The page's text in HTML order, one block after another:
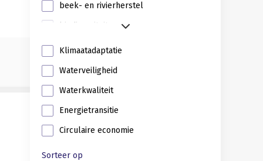
beek- en rivierherstel
biodiversiteit
Klimaatadaptatie
Waterveiligheid
Waterkwaliteit
Energietransitie
Circulaire economie
Sorteer op